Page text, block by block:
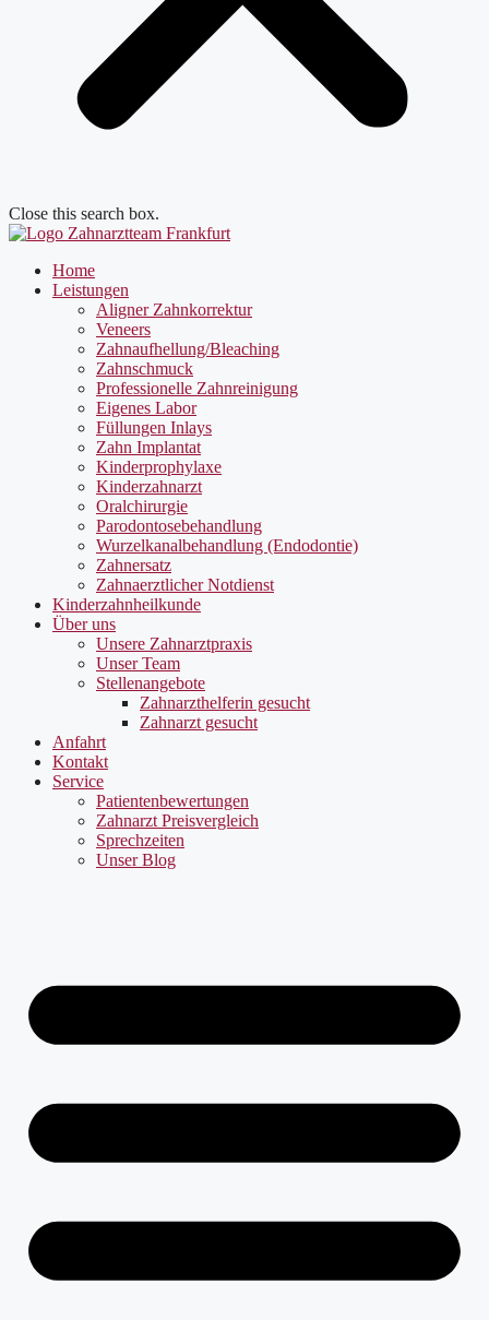
Close this search box.
Home
Leistungen
Aligner Zahnkorrektur
Veneers
Zahnaufhellung/Bleaching
Zahnschmuck
Professionelle Zahnreinigung
Eigenes Labor
Füllungen Inlays
Zahn Implantat
Kinderprophylaxe
Kinderzahnarzt
Oralchirurgie
Parodontosebehandlung
Wurzelkanalbehandlung (Endodontie)
Zahnersatz
Zahnaerztlicher Notdienst
Kinderzahnheilkunde
Über uns
Unsere Zahnarztpraxis
Unser Team
Stellenangebote
Zahnarzthelferin gesucht
Zahnarzt gesucht
Anfahrt
Kontakt
Service
Patientenbewertungen
Zahnarzt Preisvergleich
Sprechzeiten
Unser Blog